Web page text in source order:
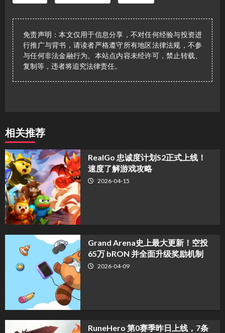
免责声明：本文仅用于信息分享，不对任何经验与投资进
行推广与背书，请读者严格遵守所有地区法律法规，不参
与任何非法金融行为。本站点内容未经许可，禁止转载、
复制等，违者将追究法律责任。
相关推荐
​RealGo 忠诚度计划S2正式上线！
速度了解游戏攻略
2026-04-15
Grand Arena史上最大更新！空投
65万 bRON 并全面升级奖励机制
2026-04-09
RuneHero 第0赛季昨日上线，7条